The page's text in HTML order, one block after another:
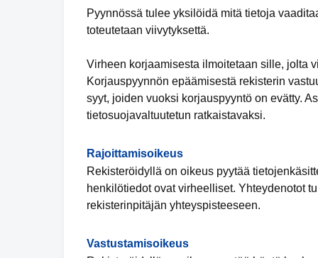
Pyynnössä tulee yksilöidä mitä tietoja
toteutetaan viivytyksettä.
Virheen korjaamisesta ilmoitetaan sille, jolta
Korjauspyynnön epäämisestä rekisterin
syyt, joiden vuoksi korjauspyyntö on evätty.
tietosuojavaltuutetun ratkaistavaksi.
Rajoittamisoikeus
Rekisteröidyllä on oikeus pyytää
henkilötiedot ovat virheelliset. Yhteydenotot
rekisterinpitäjän yhteyspisteeseen.
Vastustamisoikeus